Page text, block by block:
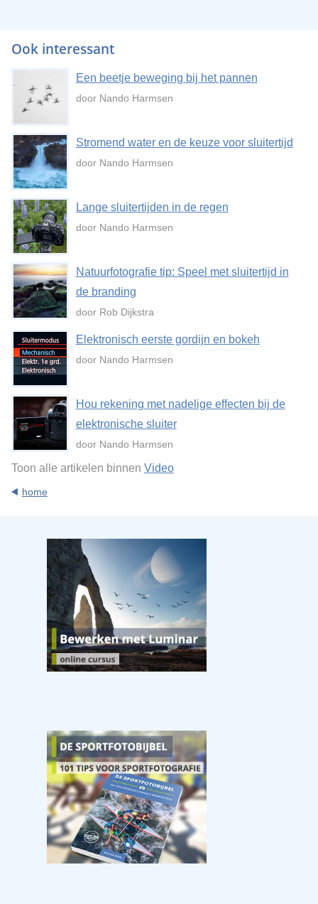
Ook interessant
Een beetje beweging bij het pannen
door Nando Harmsen
Stromend water en de keuze voor sluitertijd
door Nando Harmsen
Lange sluitertijden in de regen
door Nando Harmsen
Natuurfotografie tip: Speel met sluitertijd in
de branding
door Rob Dijkstra
Elektronisch eerste gordijn en bokeh
door Nando Harmsen
Hou rekening met nadelige effecten bij de
elektronische sluiter
door Nando Harmsen
Toon alle artikelen binnen Video
home